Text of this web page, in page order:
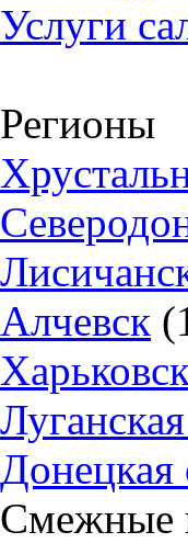
Услуги
Регионы
Алчевск
Донецкая
Смежные